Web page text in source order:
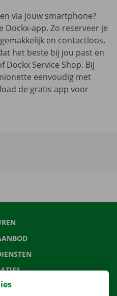
via jouw smartphone?
Dockx-app. Zo reserveer je
en contactloos.
het beste bij jou past en
Dockx Service Shop. Bij
eenvoudig met
de gratis app voor